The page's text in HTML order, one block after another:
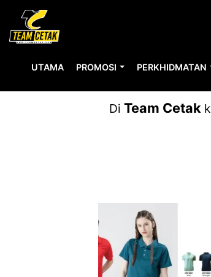
UTAMA PROMOSI PERKHIDMATAN
Di Team Cetak